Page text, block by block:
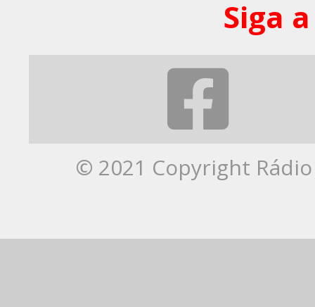
Siga
© 2021 Copyright